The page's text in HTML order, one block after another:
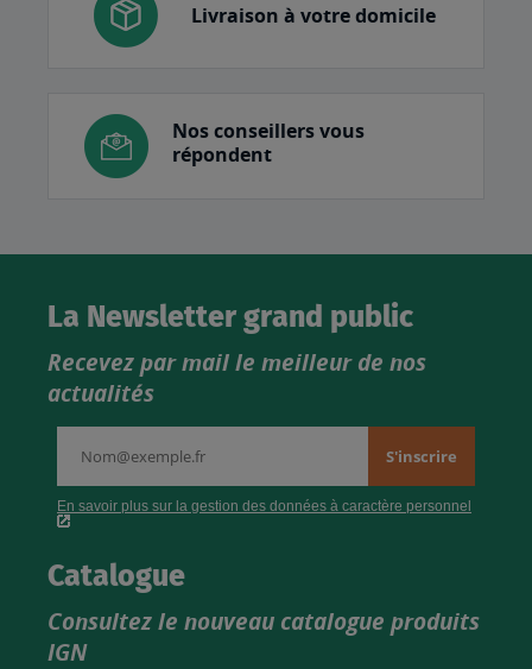
Livraison à votre domicile
Nos conseillers vous
répondent
La Newsletter grand public
Recevez par mail le meilleur de nos
actualités
Catalogue
Consultez le nouveau catalogue produits
IGN